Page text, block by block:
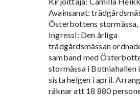
Avainsanat:
Österbottens stormässa,
Ingressi: Den årliga
trädgårdsmässan
samband med
stormässa i Botniahallen
sista helgen i april.
räknar att 18 880